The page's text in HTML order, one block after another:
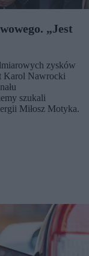
„Jest
zysków
Karol Nawrocki
szukali
Miłosz Motyka.